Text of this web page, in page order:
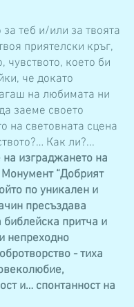
теб и/или за твоята
приятелски кръг,
чувството, което би
че докато
на любимата ни
заеме своето
на световната сцена
Как ли?...
изграджането на
“Добрият
по уникален и
пресъздава
притча и
непреходно
- тиха
и… спонтанност на